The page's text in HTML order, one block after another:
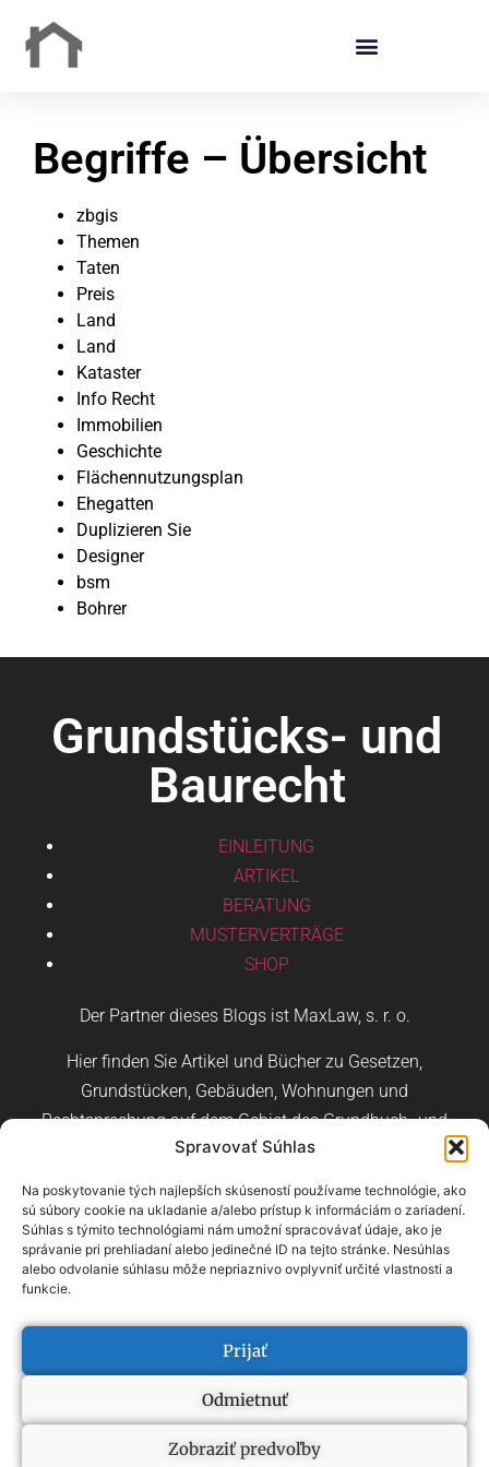
Spravovať Súhlas
Na poskytovanie tých najlepších skúseností používame technológie, ako
sú súbory cookie na ukladanie a/alebo prístup k informáciám o zariadení.
Súhlas s týmito technológiami nám umožní spracovávať údaje, ako je
správanie pri prehliadaní alebo jedinečné ID na tejto stránke. Nesúhlas
alebo odvolanie súhlasu môže nepriaznivo ovplyvniť určité vlastnosti a
funkcie.
Prijať
Odmietnuť
Zobraziť predvoľby
Begriffe – Übersicht
zbgis
Themen
Taten
Preis
Land
Land
Kataster
Info Recht
Immobilien
Geschichte
Flächennutzungsplan
Ehegatten
Duplizieren Sie
Designer
bsm
Bohrer
Grundstücks- und
Baurecht
EINLEITUNG
ARTIKEL
BERATUNG
MUSTERVERTRÄGE
SHOP
Der Partner dieses Blogs ist MaxLaw, s. r. o.
Hier finden Sie Artikel und Bücher zu Gesetzen,
Grundstücken, Gebäuden, Wohnungen und
Rechtsprechung auf dem Gebiet des Grundbuch- und
Baurechts.
Tschechisch
Übersicht der Begriffe–Übersicht der Kategorien
2022, ONDREJ HALAMA
INDIVIDUELLE WEBSITE VON VERTECO.DIGITAL